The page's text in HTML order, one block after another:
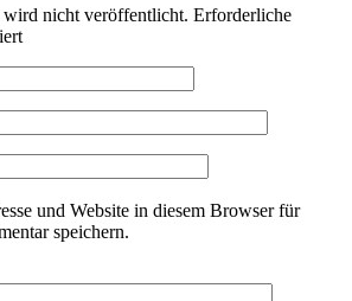
nicht veröffentlicht. Erforderliche
und Website in diesem Browser für
speichern.